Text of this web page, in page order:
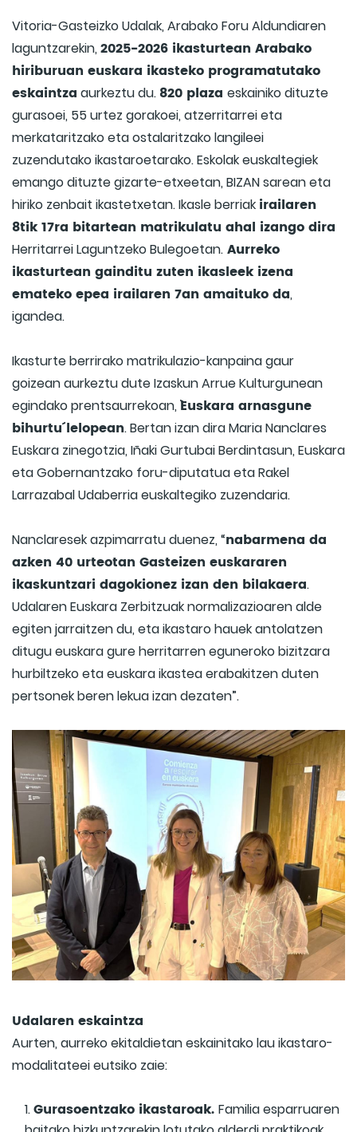
Vitoria-Gasteizko Udalak, Arabako Foru Aldundiaren
laguntzarekin, 2025-2026 ikasturtean Arabako
hiriburuan euskara ikasteko programatutako
eskaintza aurkeztu du.820 plaza eskainiko dituzte
gurasoei, 55 urtez gorakoei, atzerritarrei eta
merkataritzako eta ostalaritzako langileei
zuzendutako ikastaroetarako. Eskolak euskaltegiek
emango dituzte gizarte-etxeetan, BIZAN sarean eta
hiriko zenbait ikastetxetan. Ikasle berriak irailaren
8tik 17ra bitartean matrikulatu ahal izango dira
Herritarrei Laguntzeko Bulegoetan. Aurreko
ikasturtean gainditu zuten ikasleek izena
emateko epea irailaren 7an amaituko da,
igandea.
Ikasturte berrirako matrikulazio-kanpaina gaur
goizean aurkeztu dute Izaskun Arrue Kulturgunean
egindako prentsaurrekoan, `Euskara arnasgune
bihurtu´ lelopean. Bertan izan dira Maria Nanclares
Euskara zinegotzia, Iñaki Gurtubai Berdintasun, Euskara
eta Gobernantzako foru-diputatua eta Rakel
Larrazabal Udaberria euskaltegiko zuzendaria.
Nanclaresek azpimarratu duenez, “nabarmena da
azken 40 urteotan Gasteizen euskararen
ikaskuntzari dagokionez izan den bilakaera.
Udalaren Euskara Zerbitzuak normalizazioaren alde
egiten jarraitzen du, eta ikastaro hauek antolatzen
ditugu euskara gure herritarren eguneroko bizitzara
hurbiltzeko eta euskara ikastea erabakitzen duten
pertsonek beren lekua izan dezaten”.
Udalaren eskaintza
Aurten, aurreko ekitaldietan eskainitako lau ikastaro-
modalitateei eutsiko zaie:
Gurasoentzako ikastaroak. Familia esparruaren